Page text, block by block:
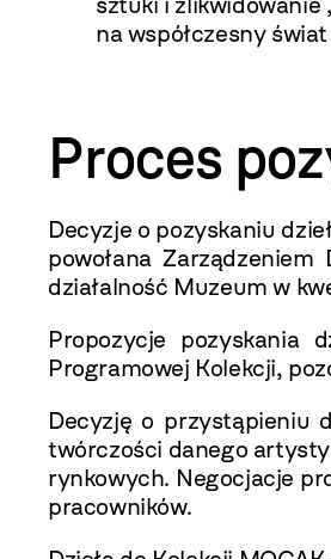
na współczesny
Proces
Decyzje o pozyskaniu
powołana
działalność Muzeum w
Propozycje pozyskania
Programowej Kolekcji,
Decyzję o przystąpieniu
twórczości danego
rynkowych. Negocjacje
pracowników.